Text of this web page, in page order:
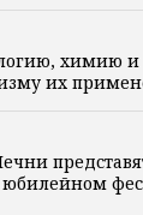
химию и
их